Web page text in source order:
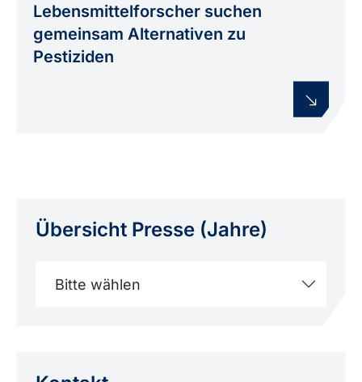
Lebensmittelforscher suchen
gemeinsam Alternativen zu
Pestiziden
Übersicht Presse (Jahre)
Bitte wählen